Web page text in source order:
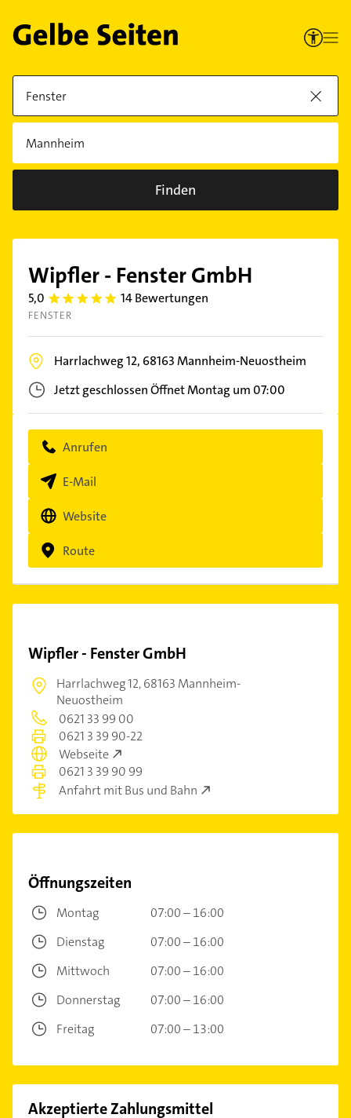
Finden
Wipfler - Fenster GmbH
5,0 5.0 14 Bewertungen
FENSTER
Harrlachweg 12, 68163Mannheim-Neuostheim
Jetzt geschlossenÖffnet Montag um 07:00
Anrufen
E-Mail
Website
Route
Wipfler - Fenster GmbH
Harrlachweg 12,68163 Mannheim-
Neuostheim
0621 33 99 00
0621 3 39 90-22
Webseite
0621 3 39 90 99
Anfahrt mit Bus und Bahn
Öffnungszeiten
Montag
07:00 – 16:00
Dienstag
07:00 – 16:00
Mittwoch
07:00 – 16:00
Donnerstag
07:00 – 16:00
Freitag
07:00 – 13:00
Akzeptierte Zahlungsmittel